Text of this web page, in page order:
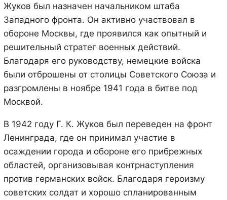
Жуков был назначен начальником штаба
Западного фронта. Он активно участвовал в
обороне Москвы, где проявился как опытный и
решительный стратег военных действий.
Благодаря его руководству, немецкие войска
были отброшены от столицы Советского Союза и
разгромлены в ноябре 1941 года в битве под
Москвой.
В 1942 году Г. К. Жуков был переведен на фронт
Ленинграда, где он принимал участие в
осаждении города и обороне его прибрежных
областей, организовывая контрнаступления
против германских войск. Благодаря героизму
советских солдат и хорошо спланированным